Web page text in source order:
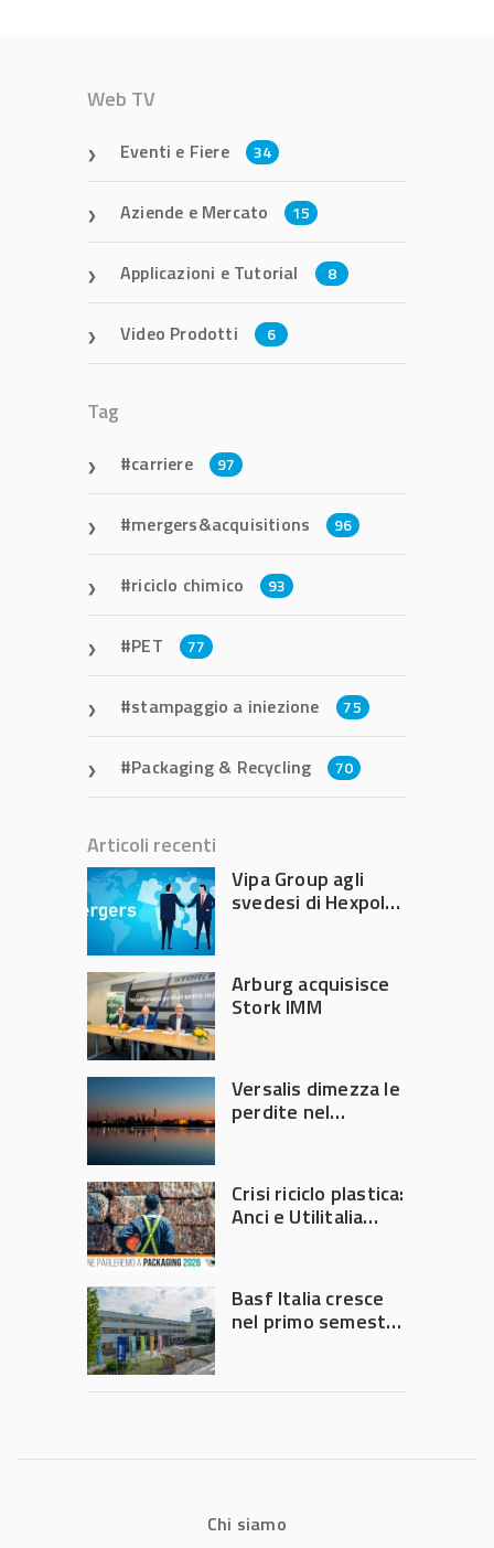
Web TV
Eventi e Fiere 34
Aziende e Mercato 15
Applicazioni e Tutorial 8
Video Prodotti 6
Tag
carriere 97
mergers&acquisitions 96
riciclo chimico 93
PET 77
stampaggio a iniezione 75
Packaging & Recycling 70
Articoli recenti
Vipa Group agli
svedesi di Hexpol
Arburg acquisisce
Stork IMM
Versalis dimezza le
perdite nel
Crisi riciclo plastica:
Anci e Utilitalia
Governo
Basf Italia cresce
nel primo semestre
Chi siamo